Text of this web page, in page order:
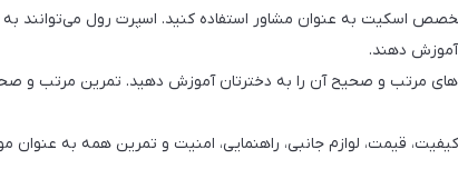
اسکیت به عنوان مشاور استفاده کنید. اسپرت رول می‌توانند
آموزش دهند.
مرتب و صحیح آن را به دخترتان آموزش دهید. تمرین مرتب و
کیفیت، قیمت، لوازم جانبی، راهنمایی، امنیت و تمرین همه به